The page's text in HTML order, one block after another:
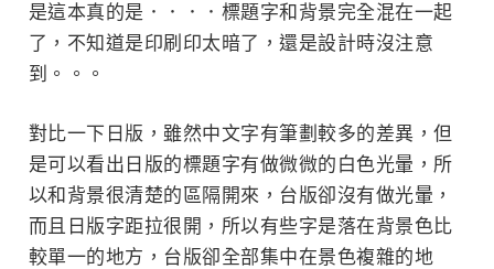
是這本真的是．．．．標題字和背景完全混在一起
了，不知道是印刷印太暗了，還是設計時沒注意
到。。。
對比一下日版，雖然中文字有筆劃較多的差異，但
是可以看出日版的標題字有做微微的白色光暈，所
以和背景很清楚的區隔開來，台版卻沒有做光暈，
而且日版字距拉很開，所以有些字是落在背景色比
較單一的地方，台版卻全部集中在景色複雜的地